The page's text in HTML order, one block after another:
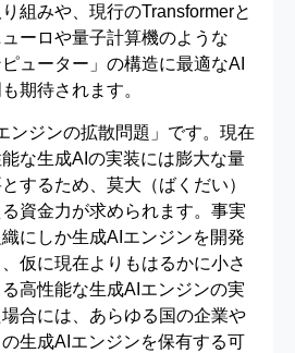
組みや、現行のTransformerと
ーロや量子計算機のような
ューター」の構造に最適なAI
期待されます。
ンジンの拡散問題」です。現在
な生成AIの実装には膨大な量
するため、莫大（ばくだい）
資金力が求められます。事実
織にしか生成AIエンジンを開発
仮に現在よりもはるかに小さ
高性能な生成AIエンジンの実
合には、あらゆる国の企業や
生成AIエンジンを保有する可